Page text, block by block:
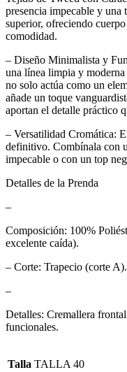
presencia impecable y una
superior, ofreciendo
comodidad.
– Diseño Minimalista y
una línea limpia y
no solo actúa como un
añade un toque
aportan el detalle práctico
– Versatilidad Cromática:
definitivo. Combínala con
impecable o con un top
Detalles de la Prenda
–
Composición: 100%
excelente caída).
– Corte: Trapecio (corte A).
–
Detalles: Cremallera
funcionales.
Talla TALLA 40